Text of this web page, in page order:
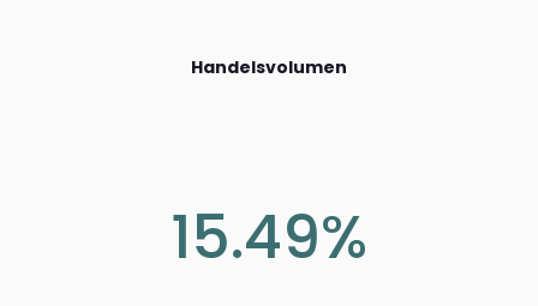
Handelsvolumen
15.49%